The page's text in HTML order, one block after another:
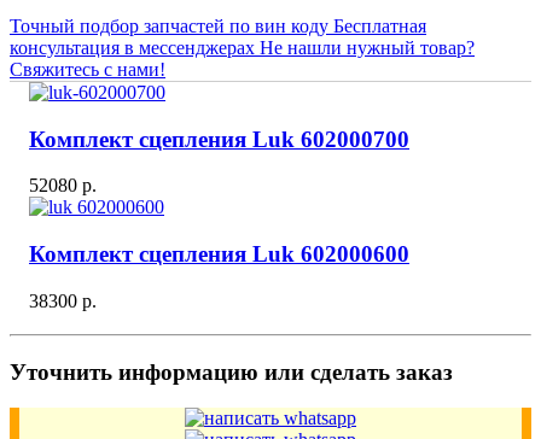
Точный подбор запчастей по вин коду Бесплатная
консультация в мессенджерах Не нашли нужный товар?
Свяжитесь с нами!
Комплект сцепления Luk 602000700
52080 р.
Комплект сцепления Luk 602000600
38300 р.
Уточнить информацию или сделать заказ